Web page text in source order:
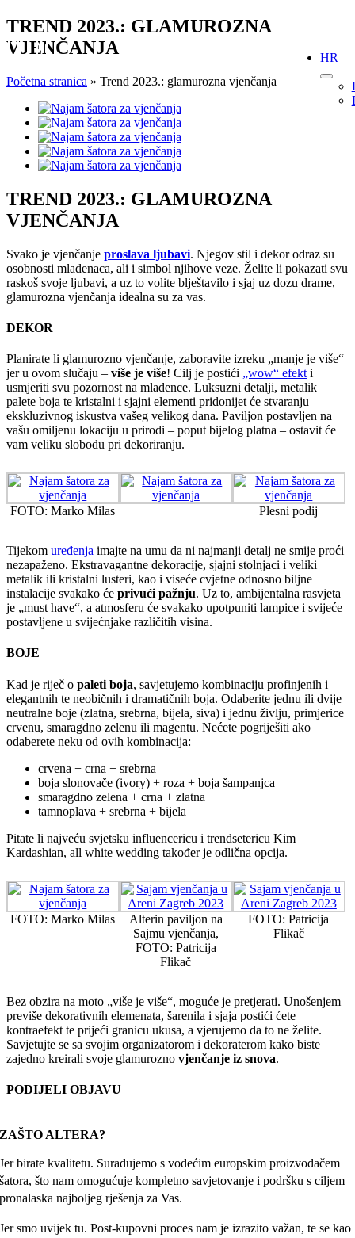
Skip
to
content
HR
TREND 2023.: GLAMUROZNA
VJENČANJA
Početna stranica » Trend 2023.: glamurozna vjenčanja
View
Larger
Image
TREND 2023.: GLAMUROZNA
VJENČANJA
Svako je vjenčanje proslava ljubavi. Njegov stil i dekor odraz su
osobnosti mladenaca, ali i simbol njihove veze. Želite li pokazati svu
raskoš svoje ljubavi, a uz to volite blještavilo i sjaj uz dozu drame,
glamurozna vjenčanja idealna su za vas.
DEKOR
Planirate li glamurozno vjenčanje, zaboravite izreku „manje je više“
jer u ovom slučaju – više je više! Cilj je postići „wow“ efekt i
usmjeriti svu pozornost na mladence. Luksuzni detalji, metalik
palete boja te kristalni i sjajni elementi pridonijet će stvaranju
ekskluzivnog iskustva vašeg velikog dana. Paviljon postavljen na
vašu omiljenu lokaciju u prirodi – poput bijelog platna – ostavit će
vam veliku slobodu pri dekoriranju.
FOTO: Marko Milas Plesni podij
Tijekom uređenja imajte na umu da ni najmanji detalj ne smije proći
nezapaženo. Ekstravagantne dekoracije, sjajni stolnjaci i veliki
metalik ili kristalni lusteri, kao i viseće cvjetne odnosno biljne
instalacije svakako će privući pažnju. Uz to, ambijentalna rasvjeta
je „must have“, a atmosferu će svakako upotpuniti lampice i svijeće
postavljene u svijećnjake različitih visina.
BOJE
Kad je riječ o paleti boja, savjetujemo kombinaciju profinjenih i
elegantnih te neobičnih i dramatičnih boja. Odaberite jednu ili dvije
neutralne boje (zlatna, srebrna, bijela, siva) i jednu življu, primjerice
crvenu, smaragdno zelenu ili magentu. Nećete pogriješiti ako
odaberete neku od ovih kombinacija:
crvena + crna + srebrna
boja slonovače (ivory) + roza + boja šampanjca
smaragdno zelena + crna + zlatna
tamnoplava + srebrna + bijela
Pitate li najveću svjetsku influencericu i trendsetericu Kim
Kardashian, all white wedding također je odlična opcija.
FOTO: Marko Milas
Alterin paviljon na
Sajmu vjenčanja,
FOTO: Patricija
Flikač
FOTO: Patricija
Flikač
Bez obzira na moto „više je više“, moguće je pretjerati. Unošenjem
previše dekorativnih elemenata, šarenila i sjaja postići ćete
kontraefekt te prijeći granicu ukusa, a vjerujemo da to ne želite.
Savjetujte se sa svojim organizatorom i dekoraterom kako biste
zajedno kreirali svoje glamurozno vjenčanje iz snova.
PODIJELI OBJAVU
ZAŠTO ALTERA?
Jer birate kvalitetu. Surađujemo s vodećim europskim proizvođačem
šatora, što nam omogućuje kompletno savjetovanje i podršku s ciljem
pronalaska najboljeg rješenja za Vas.
Jer smo uvijek tu. Post-kupovni proces nam je izrazito važan, te se kao